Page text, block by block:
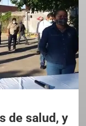
de salud, y